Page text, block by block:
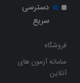
دسترسی
سریع
فروشگاه
سامانه آزمون های
آنلاین